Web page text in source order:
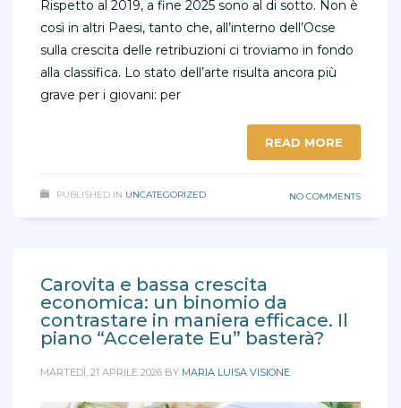
Rispetto al 2019, a fine 2025 sono al di sotto. Non è
così in altri Paesi, tanto che, all’interno dell’Ocse
sulla crescita delle retribuzioni ci troviamo in fondo
alla classifica. Lo stato dell’arte risulta ancora più
grave per i giovani: per
READ MORE
PUBLISHED IN UNCATEGORIZED NO COMMENTS
Carovita e bassa crescita
economica: un binomio da
contrastare in maniera efficace. Il
piano “Accelerate Eu” basterà?
MARTEDÌ, 21 APRILE 2026 BY MARIA LUISA VISIONE